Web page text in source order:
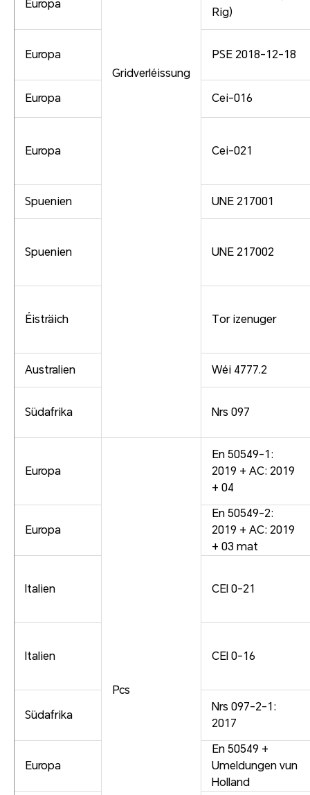
Gridverléissung
Europa
Rig)
Europa PSE 2018-12-18
Europa Cei-016
Europa Cei-021
Spuenien UNE 217001
Spuenien UNE 217002
Éisträich Tor izenuger
Australien Wéi 4777.2
Südafrika Nrs 097
Europa
Pcs
En 50549-1:
2019 + AC: 2019
+ 04
Europa
En 50549-2:
2019 + AC: 2019
+ 03 mat
Italien CEI 0-21
Italien CEI 0-16
Südafrika
Nrs 097-2-1:
2017
Europa
En 50549 +
Umeldungen vun
Holland